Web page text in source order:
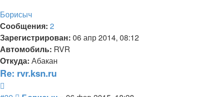
Борисыч
Сообщения: 2
Зарегистрирован: 06 апр 2014, 08:12
Автомобиль: RVR
Откуда: Абакан
Re: rvr.ksn.ru